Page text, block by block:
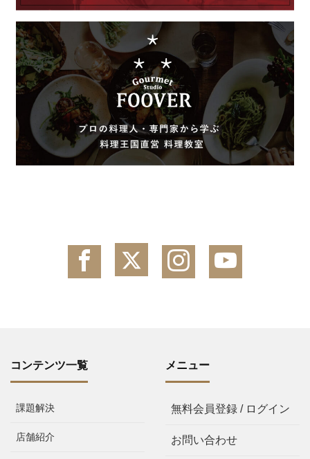
コンテンツ一覧
課題解決
店舗紹介
メニュー
無料会員登録 / ログイン
お問い合わせ